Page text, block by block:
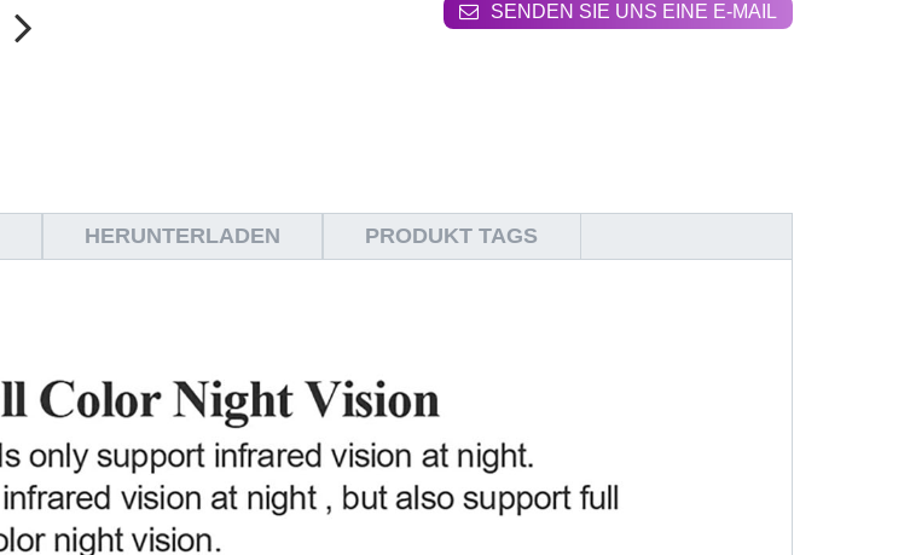
SENDEN SIE UNS EINE E-MAIL
HERUNTERLADEN PRODUKT TAGS